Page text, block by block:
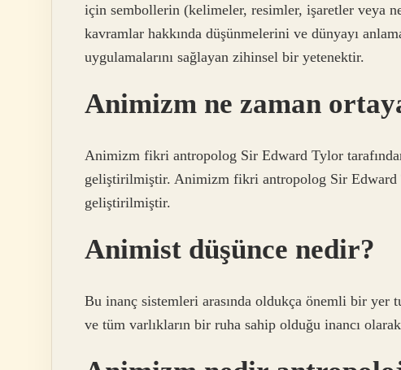
için sembollerin (kelimeler, resimler, işaretler veya
kavramlar hakkında düşünmelerini ve dünyayı
uygulamalarını sağlayan zihinsel bir yetenektir.
Animizm ne zaman
Animizm fikri antropolog Sir Edward Tylor
geliştirilmiştir. Animizm fikri antropolog Sir
geliştirilmiştir.
Animist düşünce nedir?
Bu inanç sistemleri arasında oldukça önemli bir yer
ve tüm varlıkların bir ruha sahip olduğu inancı